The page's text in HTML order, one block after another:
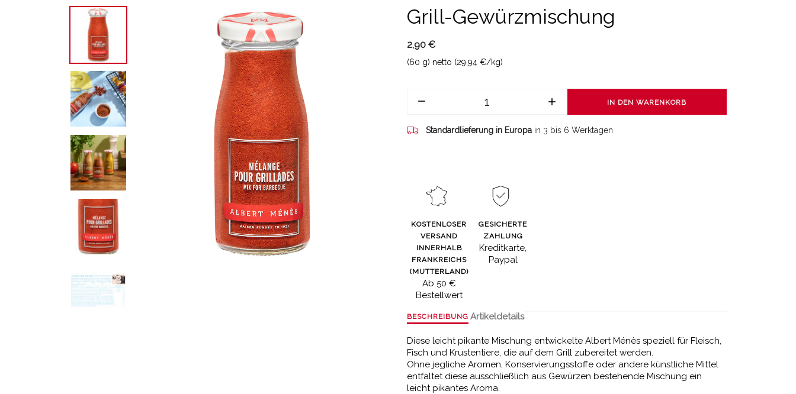
Grill-Gewürzmischung
2,90 €
(60 g) netto (29,94 €/kg)
IN DEN WARENKORB
Standardlieferung in Europa in 3 bis 6 Werktagen
KOSTENLOSER
VERSAND
INNERHALB
FRANKREICHS
(MUTTERLAND)
Ab 50 €
Bestellwert
GESICHERTE
ZAHLUNG
Kreditkarte,
Paypal
BESCHREIBUNG Artikeldetails
Diese leicht pikante Mischung entwickelte Albert Ménès speziell für Fleisch,
Fisch und Krustentiere, die auf dem Grill zubereitet werden.
Ohne jegliche Aromen, Konservierungsstoffe oder andere künstliche Mittel
entfaltet diese ausschließlich aus Gewürzen bestehende Mischung ein
leicht pikantes Aroma.